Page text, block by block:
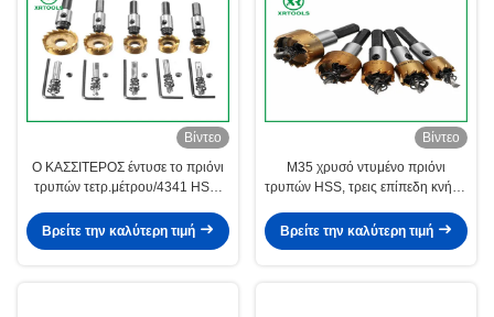
Βίντεο
Ο ΚΑΣΣΙΤΕΡΟΣ έντυσε το πριόνι
τρυπών τετρ.μέτρου/4341 HSS,
πριονιών τρυπών κομματιών
τρυπανιών πυρήνων
Βρείτε την καλύτερη τιμή
Βίντεο
M35 χρυσό ντυμένο πριόνι
τρυπών HSS, τρεις επίπεδη κνήμη
διασπασμένα δόντια βαθμού
Βρείτε την καλύτερη τιμή